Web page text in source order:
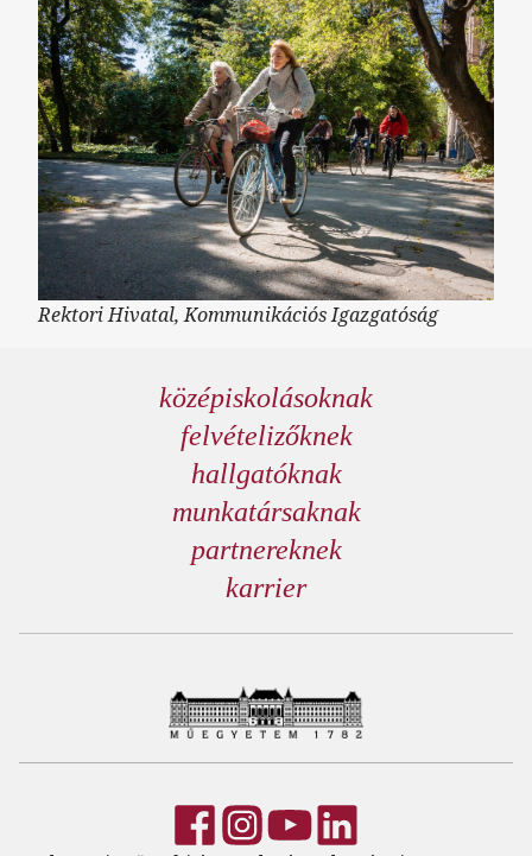
Rektori Hivatal, Kommunikációs Igazgatóság
középiskolásoknak
felvételizőknek
hallgatóknak
munkatársaknak
partnereknek
karrier